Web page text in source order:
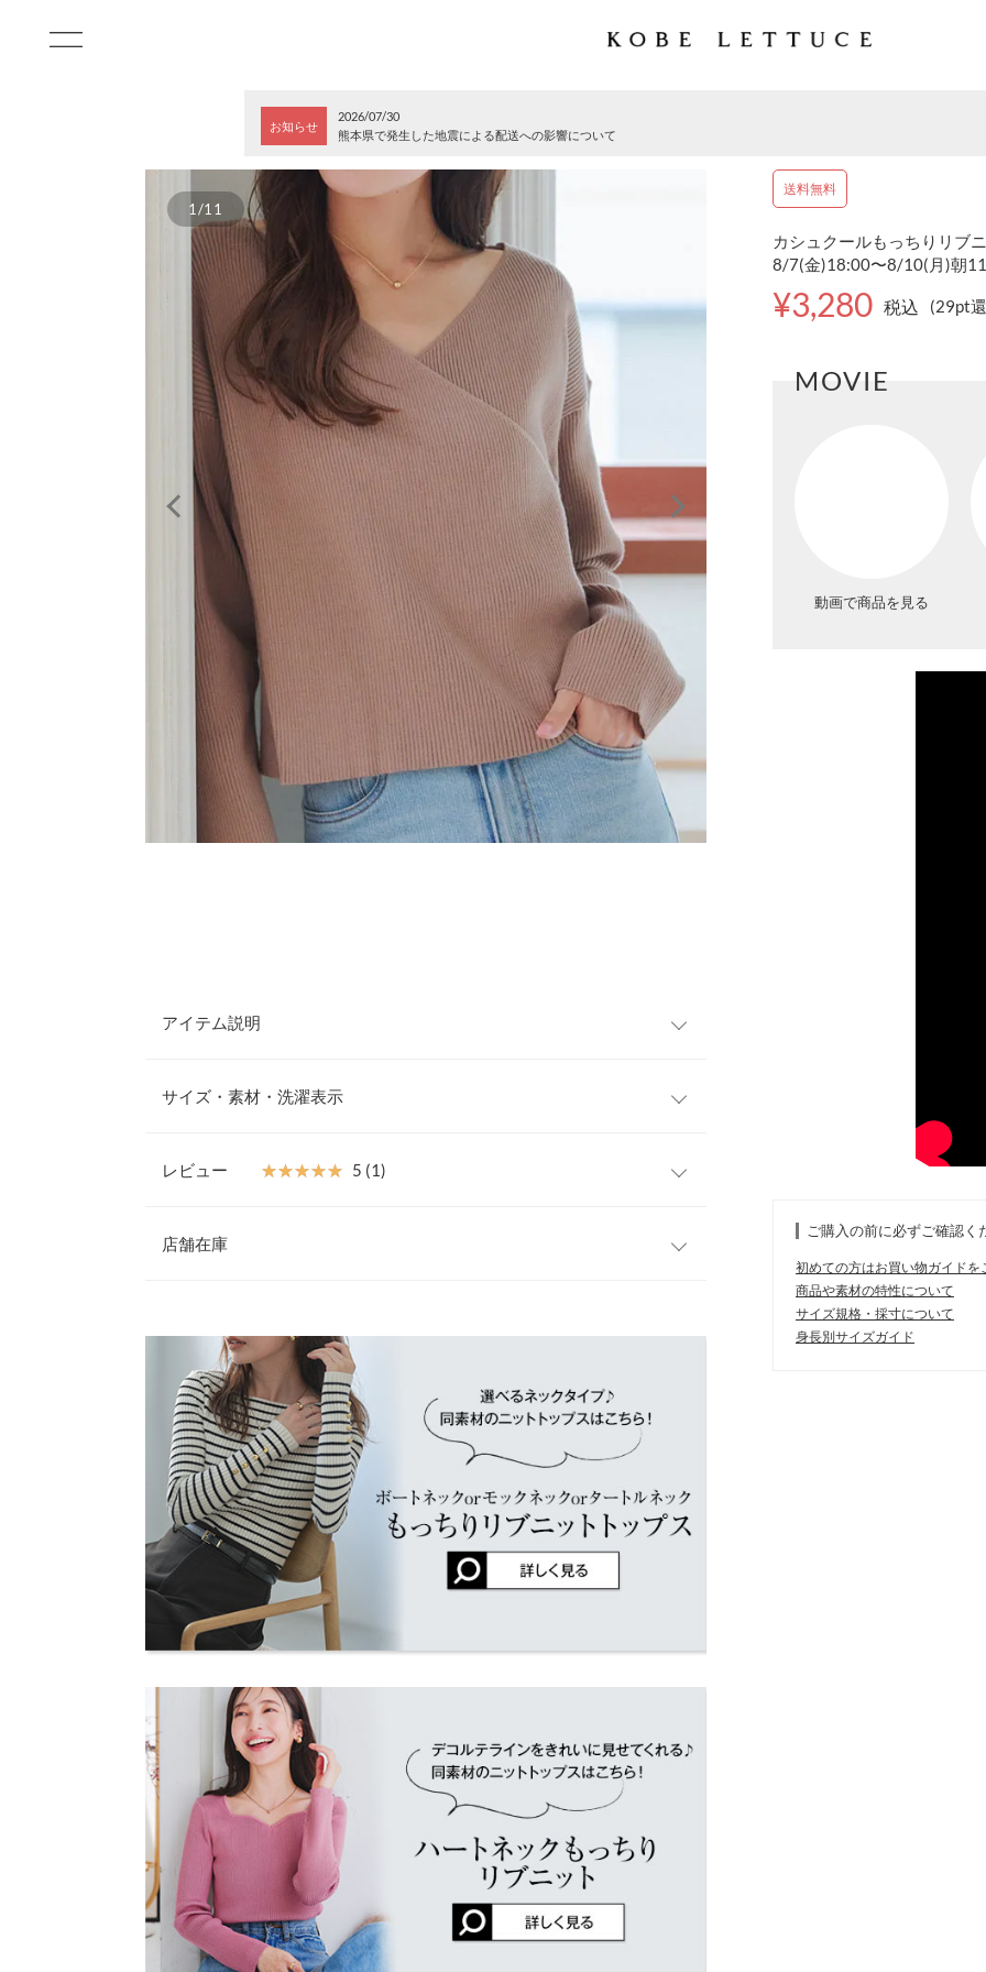
お知らせ
2026/07/30
熊本県で発生した地震による配送への影響について
1/11
アイテム説明
げない肌見せがデコルテラインを強調し、顔まわりをすっきりとした印象に。程
【素材・サイズ感】
トがバランスよく見える丈感、ラフなゆるっと感にこだわった一着です◎
サイズ・素材・洗濯表示
ウエスト幅 41
袖幅
袖丈 53
裾幅 44
袖口幅 11.5
身長別サイズガイド サイズ規格・採寸について
※当商品はフリーサイズです。管理都合上、商品ラベルにはSやMなど具体的なサイズが
表示されていることがありますが、お届けの商品に誤りはございませんので、予めご了承
ください。
す。予めご了承ください。
※上記寸法は、生産時に指示した寸法に従い掲載しております。生産時期の違いによる製
造時の個体差が多少生じている場合がございます。また、商品についたメーカータグの数
値とは異なる場合がございます。予めご了承ください。
素材
レーヨン 50% ナイロン 26% ポリエステル 24%
商品詳細
伸縮性：あり 淡色透け：ややあり 濃色透け：ややあり 裏地：なし
レビュー ★★★★★
★★★★★ 5 (1)
肩幅は狭く割と大胸ですが、ピチピチする事なく少しゆとりをもって着られま
す。 袖の長さも少し長めで萌え袖になり、骨格ウェーブの私でも丁度いいバラン
スで着られるため、ジーパンやオフィスカジュアルにも重宝しています。
ねここ | 161cm~165cm | 体重：~| 足のサイズ：
more レビューを書く
投稿でポイントプレゼント
店舗在庫
わせください。
兵庫県 三宮店
店舗在庫
姫路店
店舗在庫
送料無料
カシュクールもっちりリブ
8/7(金)18:00〜8/10(月)朝
¥3,280 税込 (29pt
MOVIE
動画で商品を見る
ご購入の前に必ずご確認く
初めての方はお買い物ガイドを
商品や素材の特性について
サイズ規格・採寸について
身長別サイズガイド